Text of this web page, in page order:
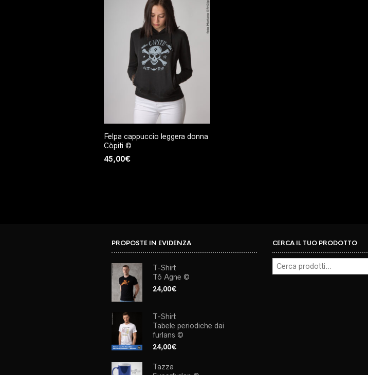
Felpa cappuccio leggera donna
Còpiti ©
45,00€
PROPOSTE IN EVIDENZA
T-Shirt
Tô Agne ©
24,00€
T-Shirt
Tabele periodiche dai
furlans ©
24,00€
Tazza
CERCA IL TUO PRODOTTO